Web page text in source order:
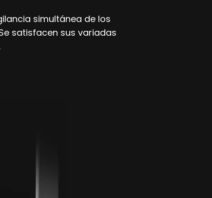
simultánea de los
satisfacen sus variadas